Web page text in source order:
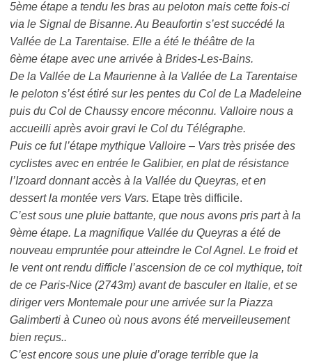
5ème étape a tendu les bras au peloton mais cette fois-ci
via le Signal de Bisanne. Au Beaufortin s’est succédé la
Vallée de La Tarentaise. Elle a été le théâtre de la
6ème étape avec une arrivée à Brides-Les-Bains.
De la Vallée de La Maurienne à la Vallée de La Tarentaise
le peloton s’ést étiré sur les pentes du Col de La Madeleine
puis du Col de Chaussy encore méconnu. Valloire nous a
accueilli après avoir gravi le Col du Télégraphe.
Puis ce fut l’étape mythique Valloire – Vars très prisée des
cyclistes avec en entrée le Galibier, en plat de résistance
l’Izoard donnant accès à la Vallée du Queyras, et en
dessert la montée vers Vars. Etape très difficile.
C’est sous une pluie battante, que nous avons pris part à la
9ème étape. La magnifique Vallée du Queyras a été de
nouveau empruntée pour atteindre le Col Agnel. Le froid et
le vent ont rendu difficle l’ascension de ce col mythique, toit
de ce Paris-Nice (2743m) avant de basculer en Italie, et se
diriger vers Montemale pour une arrivée sur la Piazza
Galimberti à Cuneo où nous avons été merveilleusement
bien reçus..
C’est encore sous une pluie d’orage terrible que la